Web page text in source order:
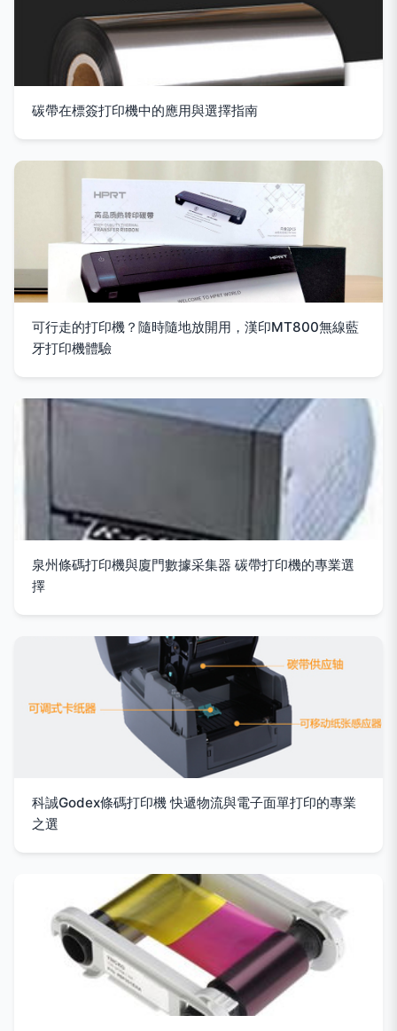
碳帶在標簽打印機中的應用與選擇指南
可行走的打印機？隨時隨地放開用，漢印MT800無線藍
牙打印機體驗
泉州條碼打印機與廈門數據采集器 碳帶打印機的專業選
擇
科誠Godex條碼打印機 快遞物流與電子面單打印的專業
之選